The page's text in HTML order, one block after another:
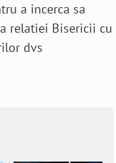
a incerca sa
relatiei Bisericii cu
dvs